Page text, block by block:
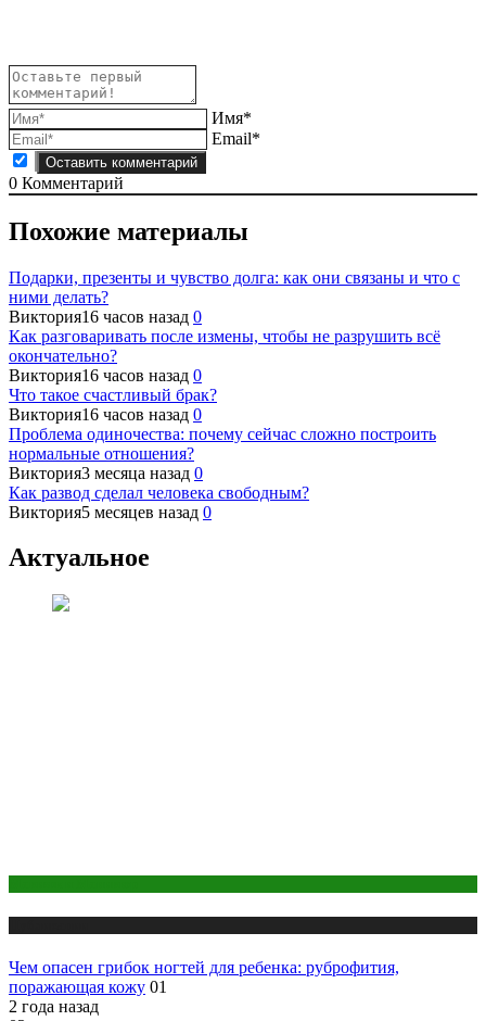
Имя*
Email*
0 Комментарий
Похожие материалы
Подарки, презенты и чувство долга: как они связаны и что с
ними делать?
Виктория16 часов назад 0
Как разговаривать после измены, чтобы не разрушить всё
окончательно?
Виктория16 часов назад 0
Что такое счастливый брак?
Виктория16 часов назад 0
Проблема одиночества: почему сейчас сложно построить
нормальные отношения?
Виктория3 месяца назад 0
Как развод сделал человека свободным?
Виктория5 месяцев назад 0
Актуальное
Чем опасен грибок ногтей для ребенка: руброфития,
поражающая кожу 01
2 года назад